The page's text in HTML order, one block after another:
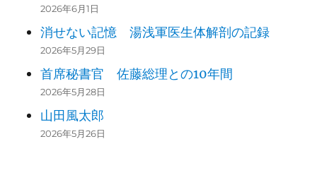
2026年6月1日
消せない記憶 湯浅軍医生体解剖の記録
2026年5月29日
首席秘書官 佐藤総理との10年間
2026年5月28日
山田風太郎
2026年5月26日